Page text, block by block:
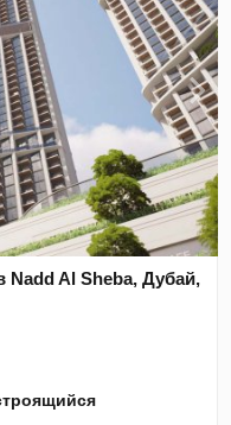
Nadd Al Sheba, Дубай,